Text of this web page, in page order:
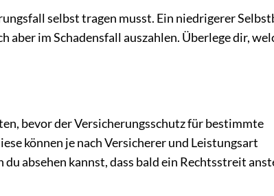
selbst tragen musst. Ein niedrigerer
aber im Schadensfall auszahlen. Überlege dir,
bevor der Versicherungsschutz für bestimmte
können je nach Versicherer und Leistungsart
absehen kannst, dass bald ein Rechtsstreit